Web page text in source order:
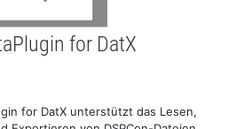
for DatX
for DatX unterstützt das Lesen,